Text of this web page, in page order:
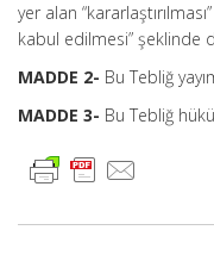
yer alan
kabul edilmesi” şeklinde
MADDE 2- Bu Tebliğ
MADDE 3- Bu Tebliğ